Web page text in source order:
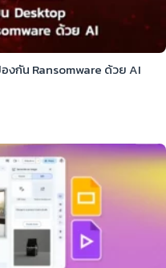
งกัน Ransomware ด้วย AI